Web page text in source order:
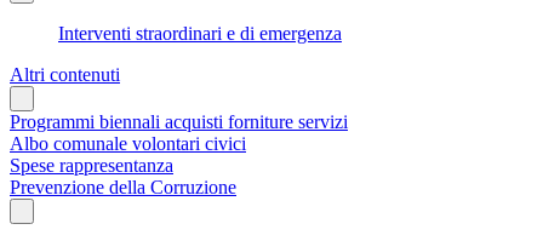
Interventi straordinari e di emergenza
Altri contenuti
Programmi biennali acquisti forniture servizi
Albo comunale volontari civici
Spese rappresentanza
Prevenzione della Corruzione